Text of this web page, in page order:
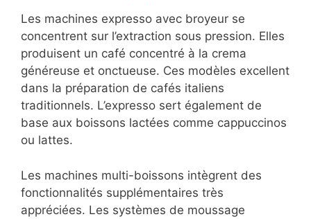
Les machines expresso avec broyeur se
concentrent sur l’extraction sous pression. Elles
produisent un café concentré à la crema
généreuse et onctueuse. Ces modèles excellent
dans la préparation de cafés italiens
traditionnels. L’expresso sert également de
base aux boissons lactées comme cappuccinos
ou lattes.
Les machines multi-boissons intègrent des
fonctionnalités supplémentaires très
appréciées. Les systèmes de moussage